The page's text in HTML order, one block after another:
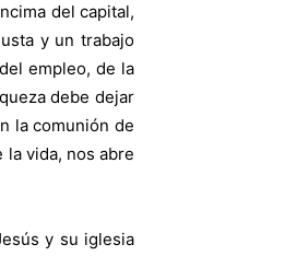
del capital,
y un trabajo
empleo, de la
debe dejar
la comunión de
vida, nos abre
y su iglesia